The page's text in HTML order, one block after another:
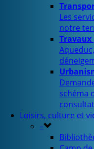
Les
notre
Travaux
schéma
Loisirs, culture et
–